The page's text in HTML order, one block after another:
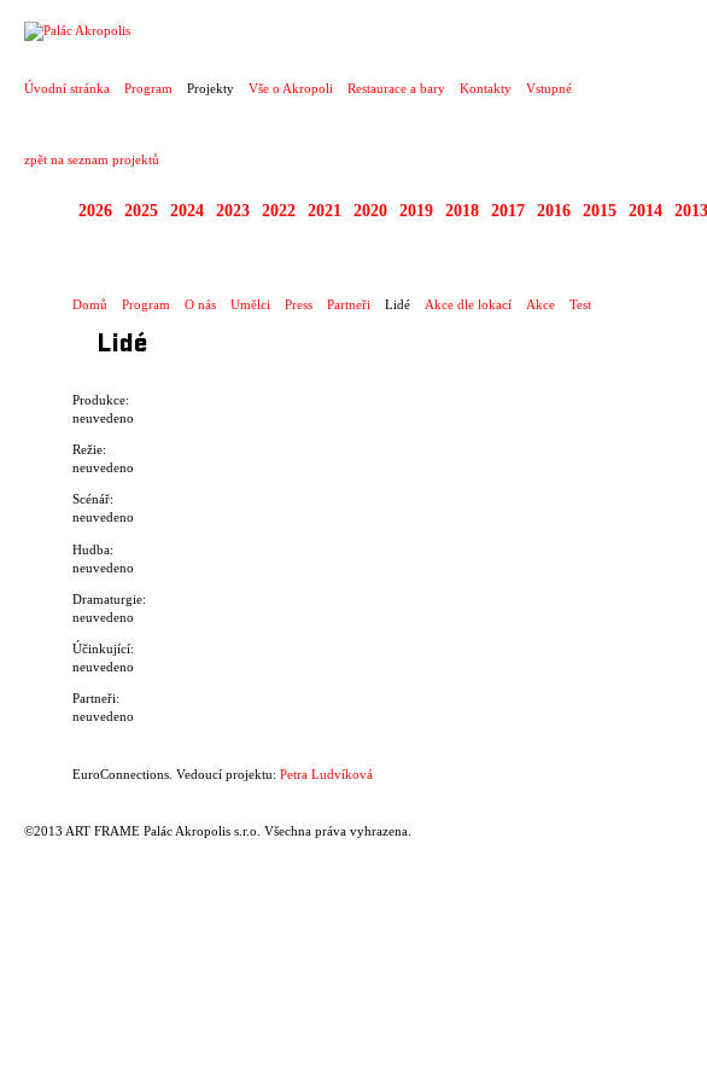
Úvodní stránka Program Projekty Vše o Akropoli Restaurace a bary Kontakty Vstupné
zpět na seznam projektů
2026 2025 2024 2023 2022 2021 2020 2019 2018 2017 2016 2015 2014 2013
Domů Program O nás Umělci Press Partneři Lidé Akce dle lokací Akce Test
Lidé
Produkce:
neuvedeno
Režie:
neuvedeno
Scénář:
neuvedeno
Hudba:
neuvedeno
Dramaturgie:
neuvedeno
Účinkující:
neuvedeno
Partneři:
neuvedeno
EuroConnections. Vedoucí projektu: Petra Ludvíková
©2013 ART FRAME Palác Akropolis s.r.o. Všechna práva vyhrazena.